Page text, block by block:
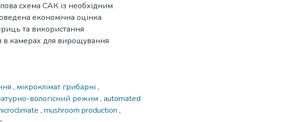
схема САК із необхідним
економічна оцінка
та використання
в камерах для вирощування
, мікроклімат грибарні ,
вологісний режим , automated
, mushroom production ,